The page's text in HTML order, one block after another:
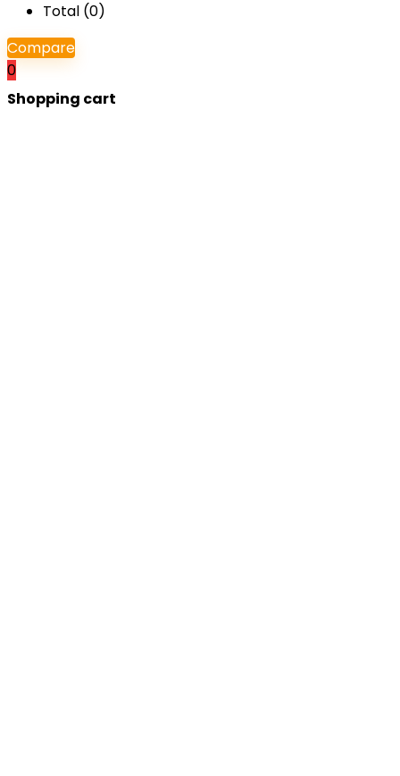
Total (0)
Compare
0
Shopping cart